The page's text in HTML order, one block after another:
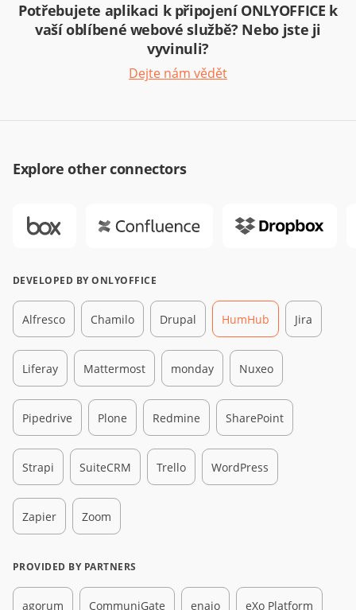
Potřebujete aplikaci k připojení ONLYOFFICE k
vaší oblíbené webové službě? Nebo jste ji
vyvinuli?
Dejte nám vědět
Explore other connectors
DEVELOPED BY ONLYOFFICE
Alfresco Chamilo Drupal HumHub Jira
Liferay Mattermost monday Nuxeo
Pipedrive Plone Redmine SharePoint
Strapi SuiteCRM Trello WordPress
Zapier Zoom
PROVIDED BY PARTNERS
agorum CommuniGate enaio eXo Platform